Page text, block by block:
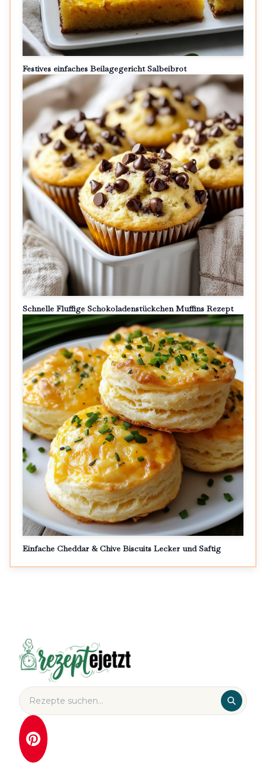
Festives einfaches Beilagegericht Salbeibrot
Schnelle Fluffige Schokoladenstückchen Muffins Rezept
Einfache Cheddar & Chive Biscuits Lecker und Saftig